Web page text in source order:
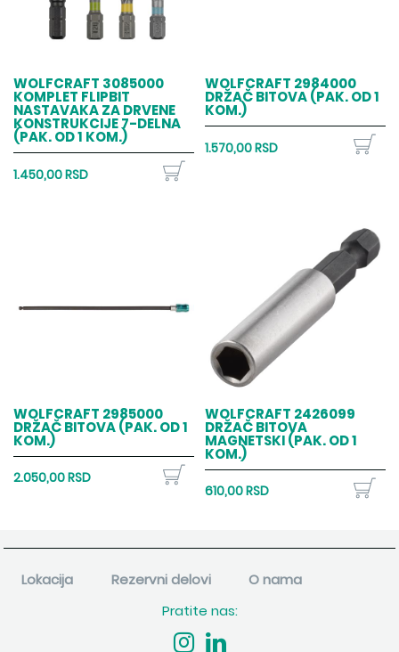
WOLFCRAFT 3085000
KOMPLET FLIPBIT
NASTAVAKA ZA DRVENE
KONSTRUKCIJE 7-DELNA
(PAK. OD 1 KOM.)
1.450,00 RSD
WOLFCRAFT 2984000
DRŽAČ BITOVA (PAK. OD 1
KOM.)
1.570,00 RSD
WOLFCRAFT 2985000
DRŽAČ BITOVA (PAK. OD 1
KOM.)
2.050,00 RSD
WOLFCRAFT 2426099
DRŽAČ BITOVA
MAGNETSKI (PAK. OD 1
KOM.)
610,00 RSD
Lokacija Rezervni delovi
O nama
Pratite nas: